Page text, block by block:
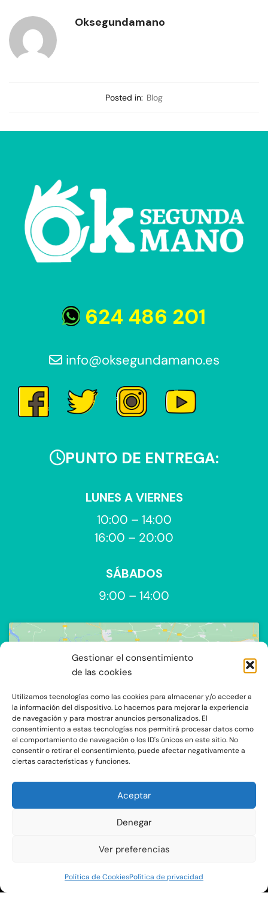
Gestionar el consentimiento
de las cookies
Utilizamos tecnologías como las cookies para almacenar y/o acceder a
la información del dispositivo. Lo hacemos para mejorar la experiencia
de navegación y para mostrar anuncios personalizados. El
consentimiento a estas tecnologías nos permitirá procesar datos como
el comportamiento de navegación o los ID's únicos en este sitio. No
consentir o retirar el consentimiento, puede afectar negativamente a
ciertas características y funciones.
Aceptar
Denegar
Ver preferencias
Política de CookiesPolítica de privacidad
Oksegundamano
Posted in: Blog
624 486 201
info@oksegundamano.es
PUNTO DE ENTREGA:
LUNES A VIERNES
10:00 – 14:00
16:00 – 20:00
SÁBADOS
9:00 – 14:00
Haz clic para aceptar cookies de
marketing y permitir este contenido
C/Ocaña 205, local 3 y 4 C.P: 28047 - Madrid
Cookies|Mapa Web